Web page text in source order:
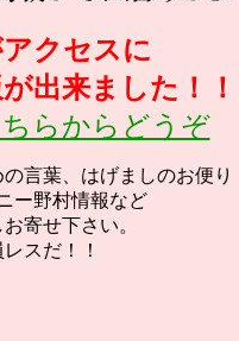
クセスに
出来ました！！
らからどうぞ
言葉、はげましのお便り
ー野村情報など
寄せ下さい。
スだ！！